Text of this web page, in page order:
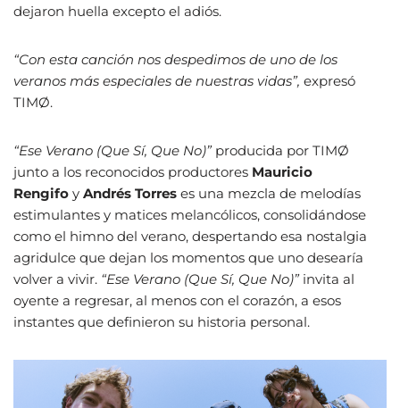
dejaron huella excepto el adiós.
“Con esta canción nos despedimos de uno de los
veranos más especiales de nuestras vidas”, expresó
TIMØ.
“Ese Verano (Que Sí, Que No)”producida por TIMØ
junto a los reconocidos productores Mauricio
Rengifo y Andrés Torres es una mezcla de melodías
estimulantes y matices melancólicos, consolidándose
como el himno del verano, despertando esa nostalgia
agridulce que dejan los momentos que uno desearía
volver a vivir. “Ese Verano (Que Sí, Que No)” invita al
oyente a regresar, al menos con el corazón, a esos
instantes que definieron su historia personal.